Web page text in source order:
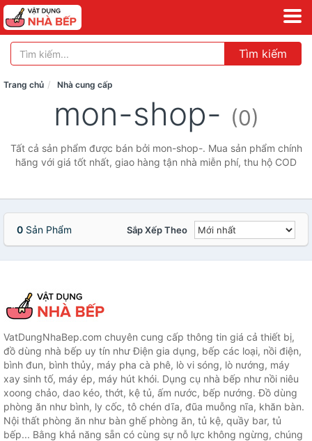
Tìm kiếm
Trang chủ Nhà cung cấp
mon-shop- (0)
Tất cả sản phẩm được bán bởi mon-shop-. Mua sản phẩm chính
hãng với giá tốt nhất, giao hàng tận nhà miễn phí, thu hộ COD
0 Sản Phẩm Sắp Xếp Theo
VatDungNhaBep.com chuyên cung cấp thông tin giá cả thiết bị,
đồ dùng nhà bếp uy tín như Điện gia dụng, bếp các loại, nồi điện,
bình đun, bình thủy, máy pha cà phê, lò vi sóng, lò nướng, máy
xay sinh tố, máy ép, máy hút khói. Dụng cụ nhà bếp như nồi niêu
xoong chảo, dao kéo, thớt, kệ tủ, ấm nước, bếp nướng. Đồ dùng
phòng ăn như bình, ly cốc, tô chén dĩa, đũa muỗng nĩa, khăn bàn.
Nội thất phòng ăn như bàn ghế phòng ăn, tủ kệ, quầy bar, tủ
bếp... Bằng khả năng sẵn có cùng sự nỗ lực không ngừng, chúng